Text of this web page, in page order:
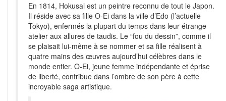
En 1814, Hokusai est un peintre reconnu de tout le Japon.
Il réside avec sa fille O-Ei dans la ville d’Edo (l’actuelle
Tokyo), enfermés la plupart du temps dans leur étrange
atelier aux allures de taudis. Le “fou du dessin”, comme il
se plaisait lui-même à se nommer et sa fille réalisent à
quatre mains des œuvres aujourd’hui célèbres dans le
monde entier. O-Ei, jeune femme indépendante et éprise
de liberté, contribue dans l’ombre de son père à cette
incroyable saga artistique.